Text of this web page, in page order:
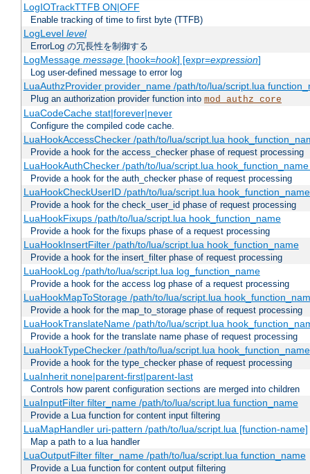
LogIOTrackTTFB ON|OFF
Enable tracking of time to first byte (TTFB)
LogLevel level
ErrorLog の冗長性を制御する
LogMessage message[hook=hook] [expr=expression]
Log user-defined message to error log
LuaAuthzProvider provider_name /path/to/lua/script.lua
Plug an authorization provider function into mod_authz_core
LuaCodeCache stat|forever|never
Configure the compiled code cache.
LuaHookAccessChecker /path/to/lua/script.lua
Provide a hook for the access_checker phase of request processing
LuaHookAuthChecker /path/to/lua/script.lua
Provide a hook for the auth_checker phase of request processing
LuaHookCheckUserID /path/to/lua/script.lua
Provide a hook for the check_user_id phase of request processing
LuaHookFixups /path/to/lua/script.lua hook_function_name
Provide a hook for the fixups phase of a request processing
LuaHookInsertFilter /path/to/lua/script.lua hook_function_name
Provide a hook for the insert_filter phase of request processing
LuaHookLog /path/to/lua/script.lua log_function_name
Provide a hook for the access log phase of a request processing
LuaHookMapToStorage /path/to/lua/script.lua
Provide a hook for the map_to_storage phase of request processing
LuaHookTranslateName /path/to/lua/script.lua
Provide a hook for the translate name phase of request processing
LuaHookTypeChecker /path/to/lua/script.lua hook_function_name
Provide a hook for the type_checker phase of request processing
LuaInherit none|parent-first|parent-last
Controls how parent configuration sections are merged into children
LuaInputFilter filter_name /path/to/lua/script.lua function_name
Provide a Lua function for content input filtering
LuaMapHandler uri-pattern /path/to/lua/script.lua [function-name]
Map a path to a lua handler
LuaOutputFilter filter_name /path/to/lua/script.lua function_name
Provide a Lua function for content output filtering